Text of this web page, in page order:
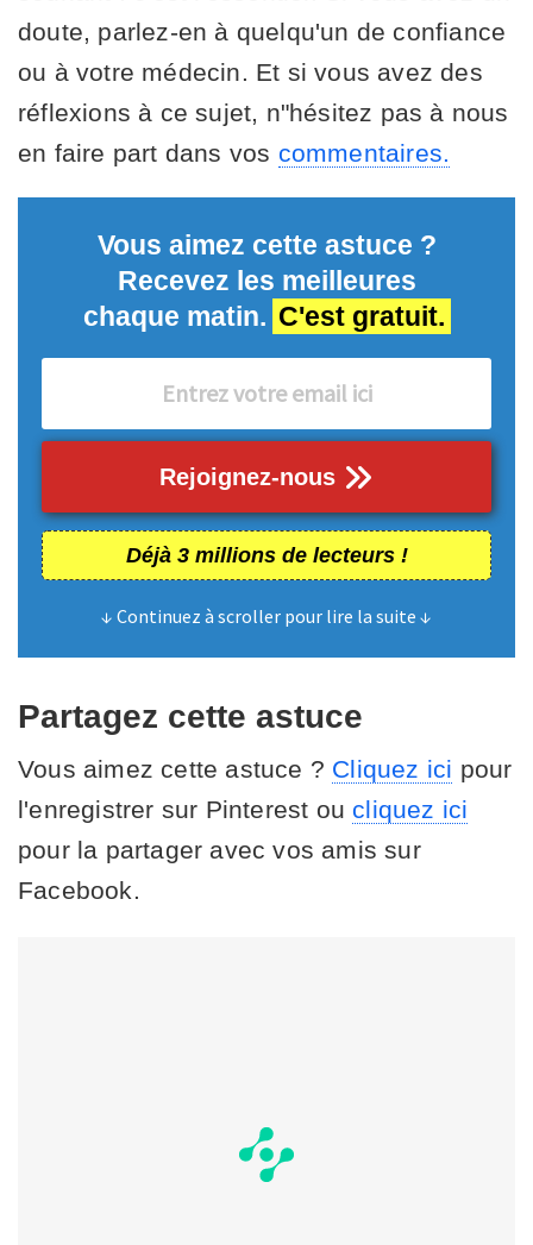
doute, parlez-en à quelqu'un de confiance
ou à votre médecin. Et si vous avez des
réflexions à ce sujet, n"hésitez pas à nous
en faire part dans vos commentaires.
Vous aimez cette astuce ?
Recevez les meilleures
chaque matin. C'est gratuit.
Rejoignez-nous
Déjà 3 millions de lecteurs !
↓ Continuez à scroller pour lire la suite ↓
Partagez cette astuce
Vous aimez cette astuce ? Cliquez ici pour
l'enregistrer sur Pinterest ou cliquez ici
pour la partager avec vos amis sur
Facebook.